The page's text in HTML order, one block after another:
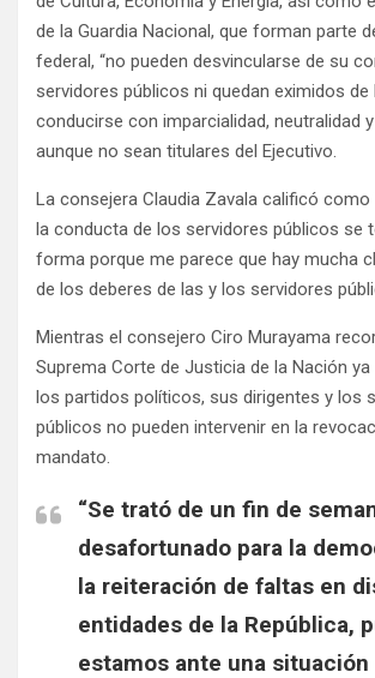
de la Guardia Nacional, que forman parte
federal, “no pueden desvincularse de su
servidores públicos ni quedan eximidos de
conducirse con imparcialidad, neutralidad
aunque no sean titulares del Ejecutivo.
La consejera Claudia Zavala calificó como
la conducta de los servidores públicos se
forma porque me parece que hay mucha
de los deberes de las y los servidores
Mientras el consejero Ciro Murayama
Suprema Corte de Justicia de la Nación
los partidos políticos, sus dirigentes y los
públicos no pueden intervenir en la
mandato.
“Se trató de un fin de
desafortunado para la
la reiteración de faltas en
entidades de la República,
estamos ante una situación